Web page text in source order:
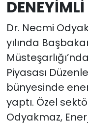
Dr. Necmi
yılında
Piyasası
bünyesinde
yaptı. Özel
Odyakmaz,